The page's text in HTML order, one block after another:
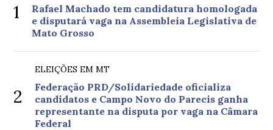
1
Rafael Machado tem candidatura homologada
e disputará vaga na Assembleia Legislativa de
Mato Grosso
2
ELEIÇÕES EM MT
Federação PRD/Solidariedade oficializa
candidatos e Campo Novo do Parecis ganha
representante na disputa por vaga na Câmara
Federal